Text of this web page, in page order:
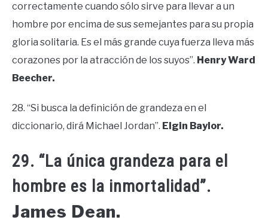
correctamente cuando sólo sirve para llevar a un
hombre por encima de sus semejantes para su propia
gloria solitaria. Es el más grande cuya fuerza lleva más
corazones por la atracción de los suyos”. Henry Ward
Beecher.
28. “Si busca la definición de grandeza en el
diccionario, dirá Michael Jordan”. Elgin Baylor.
29. “La única grandeza para el
hombre es la inmortalidad”.
James Dean.